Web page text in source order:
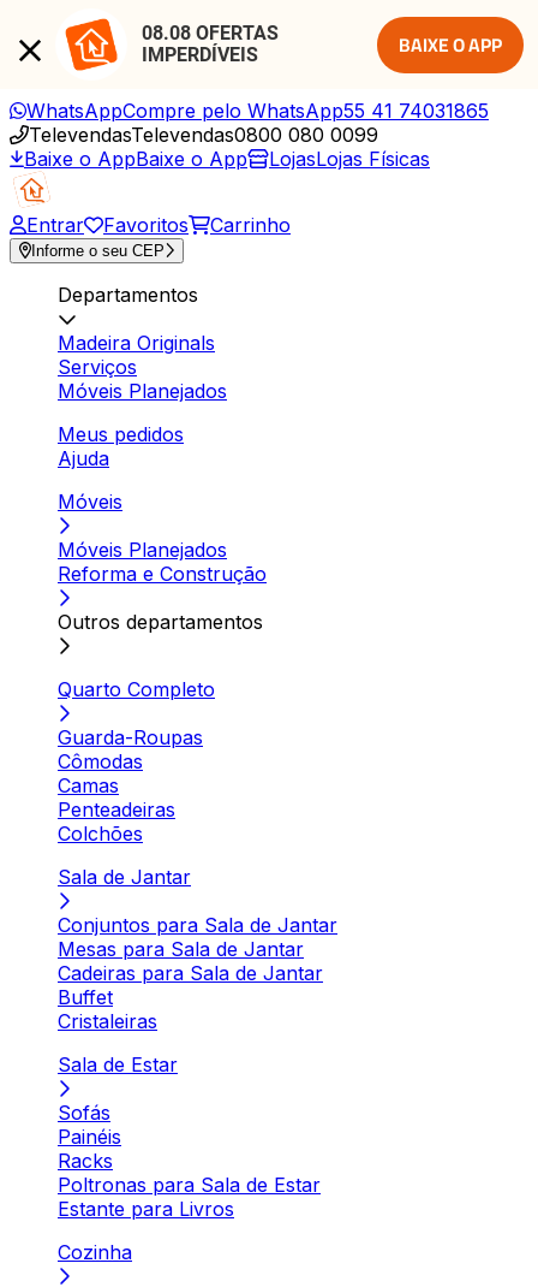
08.08 OFERTAS
IMPERDÍVEIS
BAIXE O APP
WhatsAppCompre pelo WhatsApp55 41 74031865
TelevendasTelevendas0800 080 0099
Baixe o AppBaixe o App LojasLojas Físicas
Entrar Favoritos Carrinho
Informe o seu CEP
Departamentos
Madeira Originals
Serviços
Móveis Planejados
Meus pedidos
Ajuda
Móveis
Móveis Planejados
Reforma e Construção
Outros departamentos
Quarto Completo
Guarda-Roupas
Cômodas
Camas
Penteadeiras
Colchões
Sala de Jantar
Conjuntos para Sala de Jantar
Mesas para Sala de Jantar
Cadeiras para Sala de Jantar
Buffet
Cristaleiras
Sala de Estar
Sofás
Painéis
Racks
Poltronas para Sala de Estar
Estante para Livros
Cozinha